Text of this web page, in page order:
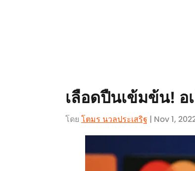
เลือดปืนเข้มข้น! อ
โดย โตมร นวลประเสริฐ | Nov 1,